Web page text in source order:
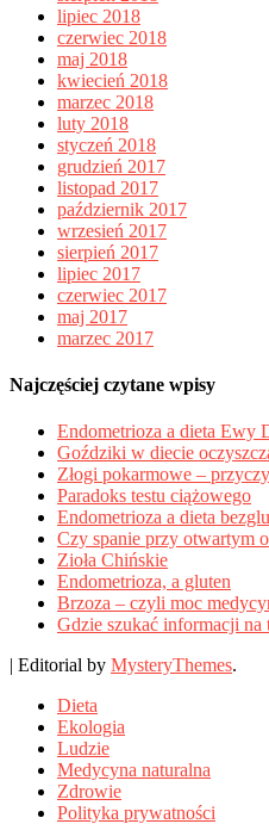
lipiec 2018
czerwiec 2018
maj 2018
kwiecień 2018
marzec 2018
luty 2018
styczeń 2018
grudzień 2017
listopad 2017
październik 2017
wrzesień 2017
sierpień 2017
lipiec 2017
czerwiec 2017
maj 2017
marzec 2017
Najczęściej czytane wpisy
Endometrioza a dieta Ewy
Goździki w diecie
Złogi pokarmowe –
Paradoks testu ciążowego
Endometrioza a dieta
Czy spanie przy otwartym
Zioła Chińskie
Endometrioza, a gluten
Brzoza – czyli moc
Gdzie szukać informacji na
Editorial by MysteryThemes.
Dieta
Ekologia
Ludzie
Medycyna naturalna
Zdrowie
Polityka prywatności